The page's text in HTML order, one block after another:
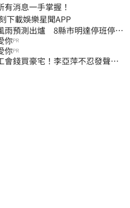
消息一手掌握！
握明星動態 即刻下載娛樂星聞APP
雨預測出爐 8縣市明達停班停課
你PR
你PR
會錢買豪宅！李亞萍不忍發聲：